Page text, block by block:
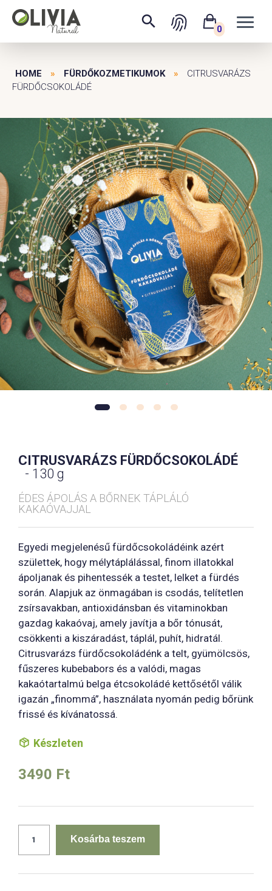
0
HOME » FÜRDŐKOZMETIKUMOK »
CITRUSVARÁZS
FÜRDŐCSOKOLÁDÉ
CITRUSVARÁZS FÜRDŐCSOKOLÁDÉ
- 130 g
ÉDES ÁPOLÁS A BŐRNEK TÁPLÁLÓ
KAKAÓVAJJAL
Egyedi megjelenésű fürdőcsokoládéink azért
születtek, hogy mélytáplálással, finom illatokkal
ápoljanak és pihentessék a testet, lelket a fürdés
során. Alapjuk az önmagában is csodás, telítetlen
zsírsavakban, antioxidánsban és vitaminokban
gazdag kakaóvaj, amely javítja a bőr tónusát,
csökkenti a kiszáradást, táplál, puhít, hidratál.
Citrusvarázs fürdőcsokoládénk a telt, gyümölcsös,
fűszeres kubebabors és a valódi, magas
kakaótartalmú belga étcsokoládé kettősétől válik
igazán „finommá”, használata nyomán pedig bőrünk
frissé és kívánatossá.
Készleten
3490 Ft
Citrusvarázs
fürdőcsokoládéKosárba teszem